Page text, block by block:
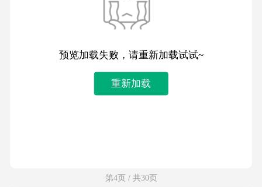
预览加载失败，请重新加载试试~
重新加载
第4页 / 共30页